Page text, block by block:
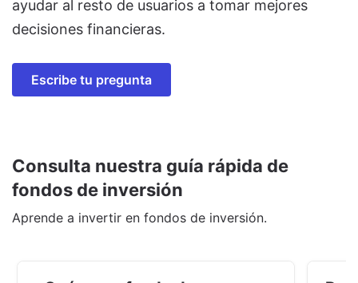
ayudar al resto de usuarios a tomar mejores
decisiones financieras.
Escribe tu pregunta
Consulta nuestra guía rápida de
fondos de inversión
Aprende a invertir en fondos de inversión.